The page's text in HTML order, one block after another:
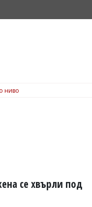
ниво
се хвърли под